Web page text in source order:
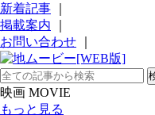
新着記事
掲載案内
お問い合わせ
映画 MOVIE
もっと見る